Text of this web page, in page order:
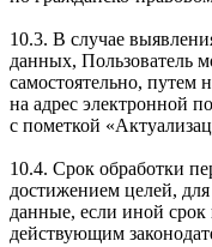
10.3. В случае
данных, Пользователь
самостоятельно, путем
на адрес электронной
с пометкой
10.4. Срок обработки
достижением целей,
данные, если иной
действующим